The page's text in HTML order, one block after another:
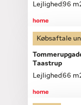
Lejlighed 96
Købsaftale
Taastrup
Lejlighed 66